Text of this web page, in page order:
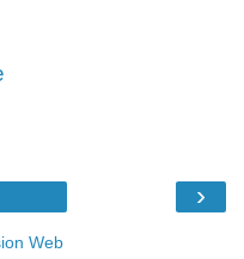
›
Web